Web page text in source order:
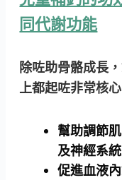
同代謝功能
除咗助骨骼成長
上都起咗非常核
幫助調節
及神經系
促進血液